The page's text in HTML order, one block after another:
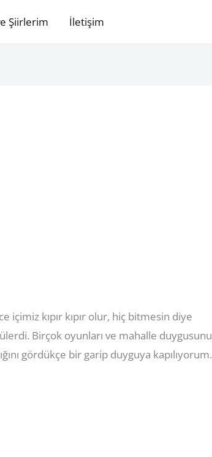
Şiirlerim İletişim
kıpır kıpır olur, hiç bitmesin diye
Birçok oyunları ve mahalle duygusunu
gördükçe bir garip duyguya kapılıyorum.